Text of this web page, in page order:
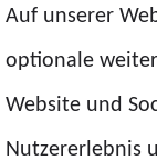
Auf unserer
optionale
Website und
Nutzererlebnis